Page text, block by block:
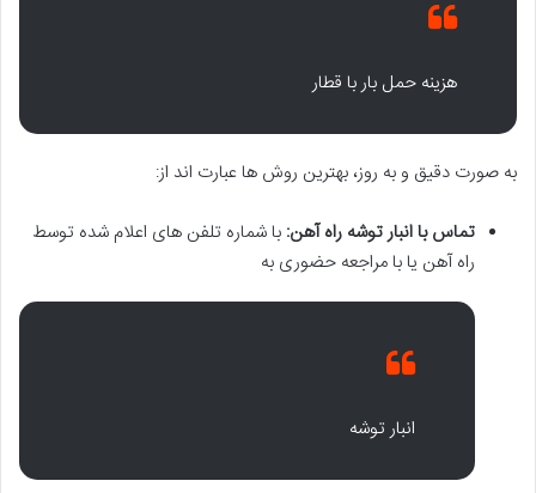
هزینه حمل بار با قطار
به صورت دقیق و به روز، بهترین روش ها عبارت اند از:
تماس با انبار توشه راه آهن: با شماره تلفن های اعلام شده توسط
راه آهن یا با مراجعه حضوری به
انبار توشه